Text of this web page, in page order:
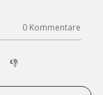
0 Kommentare
👎